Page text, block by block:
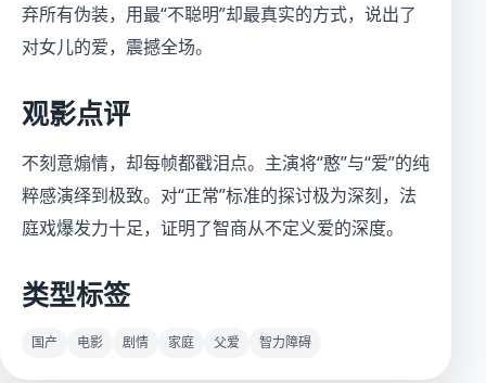
弃所有伪装，用最“不聪明”却最真实的方式，说出了
对女儿的爱，震撼全场。
观影点评
不刻意煽情，却每帧都戳泪点。主演将“憨”与“爱”的纯
粹感演绎到极致。对“正常”标准的探讨极为深刻，法
庭戏爆发力十足，证明了智商从不定义爱的深度。
类型标签
国产 电影 剧情 家庭 父爱 智力障碍